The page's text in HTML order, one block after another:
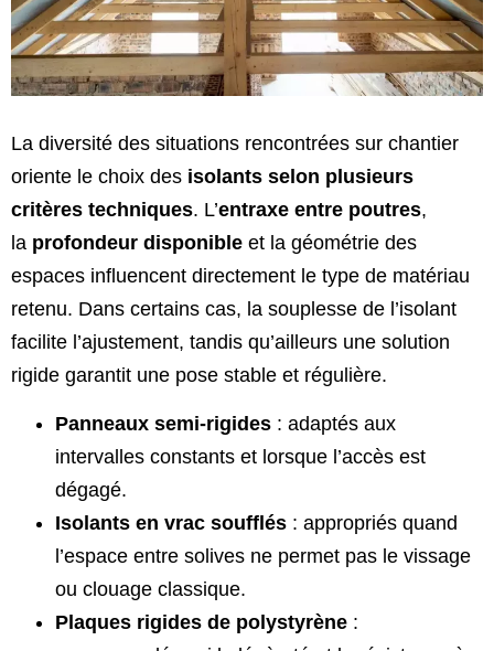
La diversité des situations rencontrées sur chantier
oriente le choix des isolants selon plusieurs
critères techniques. L’entraxe entre poutres,
la profondeur disponible et la géométrie des
espaces influencent directement le type de matériau
retenu. Dans certains cas, la souplesse de l’isolant
facilite l’ajustement, tandis qu’ailleurs une solution
rigide garantit une pose stable et régulière.
Panneaux semi-rigides : adaptés aux
intervalles constants et lorsque l’accès est
dégagé.
Isolants en vrac soufflés : appropriés quand
l’espace entre solives ne permet pas le vissage
ou clouage classique.
Plaques rigides de polystyrène :